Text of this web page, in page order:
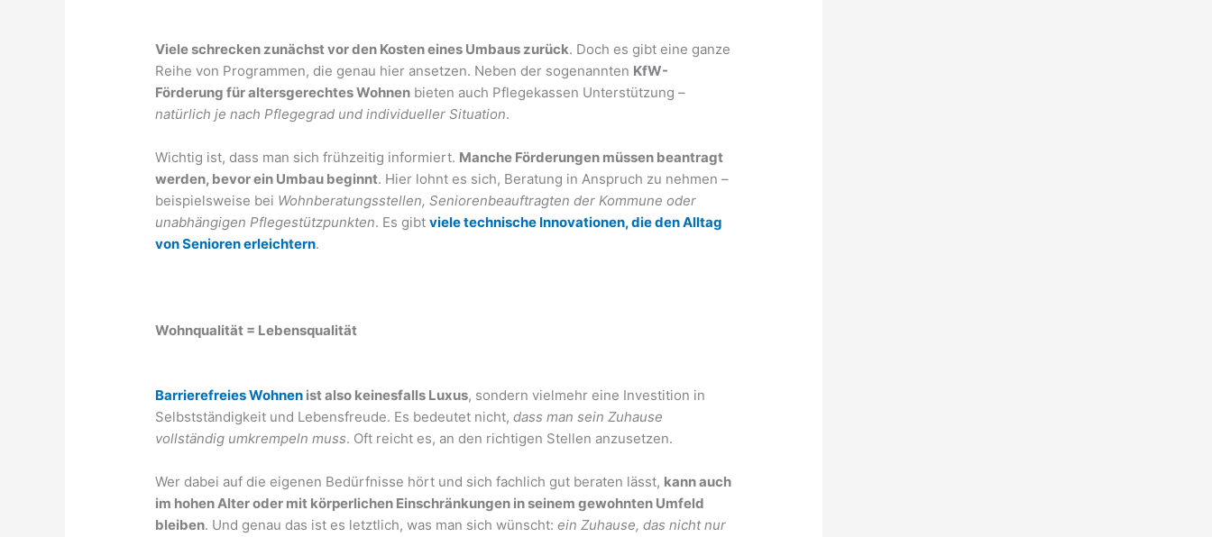
Viele schrecken zunächst vor den Kosten eines Umbaus zurück. Doch es gibt eine ganze
Reihe von Programmen, die genau hier ansetzen. Neben der sogenannten KfW-
Förderung für altersgerechtes Wohnen bieten auch Pflegekassen Unterstützung –
natürlich je nach Pflegegrad und individueller Situation.
Wichtig ist, dass man sich frühzeitig informiert. Manche Förderungen müssen beantragt
werden, bevor ein Umbau beginnt. Hier lohnt es sich, Beratung in Anspruch zu nehmen –
beispielsweise bei Wohnberatungsstellen, Seniorenbeauftragten der Kommune oder
unabhängigen Pflegestützpunkten. Es gibtviele technische Innovationen, die den Alltag
von Senioren erleichtern.
Wohnqualität = Lebensqualität
Barrierefreies Wohnen ist also keinesfalls Luxus, sondern vielmehr eine Investition in
Selbstständigkeit und Lebensfreude. Es bedeutet nicht,dass man sein Zuhause
vollständig umkrempeln muss. Oft reicht es, an den richtigen Stellen anzusetzen.
Wer dabei auf die eigenen Bedürfnisse hört und sich fachlich gut beraten lässt, kann auch
im hohen Alter oder mit körperlichen Einschränkungen in seinem gewohnten Umfeld
bleiben. Und genau das ist es letztlich, was man sich wünscht:ein Zuhause, das nicht nur